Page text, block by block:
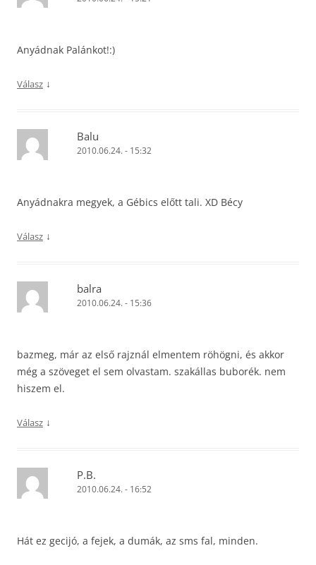
Anyádnak Palánkot!:)
Válasz ↓
Balu
2010.06.24. - 15:32
Anyádnakra megyek, a Gébics előtt tali. XD Bécy
Válasz ↓
balra
2010.06.24. - 15:36
bazmeg, már az első rajznál elmentem röhögni, és akkor
még a szöveget el sem olvastam. szakállas buborék. nem
hiszem el.
Válasz ↓
P.B.
2010.06.24. - 16:52
Hát ez gecijó, a fejek, a dumák, az sms fal, minden.